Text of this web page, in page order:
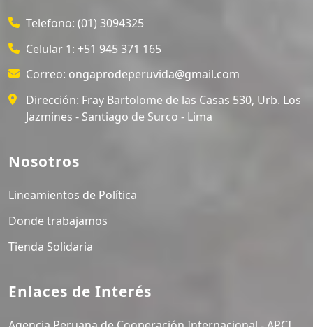
Telefono: (01) 3094325
Celular 1: +51 945 371 165
Correo: ongaprodeperuvida@gmail.com
Dirección: Fray Bartolome de las Casas 530, Urb. Los
Jazmines - Santiago de Surco - Lima
Nosotros
Lineamientos de Política
Donde trabajamos
Tienda Solidaria
Enlaces de Interés